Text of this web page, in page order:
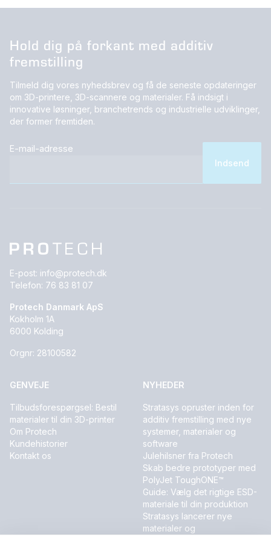
Hold dig på forkant med additiv
fremstilling
Tilmeld dig vores nyhedsbrev og få de seneste opdateringer
om 3D-printere, 3D-scannere og materialer. Få indsigt i
innovative løsninger, branchetrends og industrielle udviklinger,
der former fremtiden.
E-mail-adresse
E-post: info@protech.dk
Telefon: 76 83 81 07
Protech Danmark ApS
Kokholm 1A
6000 Kolding
Orgnr: 28100582
GENVEJE
Tilbudsforespørgsel: Bestil
materialer til din 3D-printer
Om Protech
Kundehistorier
Kontakt os
NYHEDER
Stratasys opruster inden for
additiv fremstilling med nye
systemer, materialer og
software
Julehilsner fra Protech
Skab bedre prototyper med
PolyJet ToughONE™
Guide: Vælg det rigtige ESD-
materiale til din produktion
Stratasys lancerer nye
materialer og